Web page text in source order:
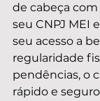
de cabeça
seu CNPJ MEI
seu acesso a
regularidade
pendências, o
rápido e